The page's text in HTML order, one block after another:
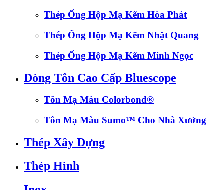
Thép Ống Hộp Mạ Kẽm Hòa Phát
Thép Ống Hộp Mạ Kẽm Nhật Quang
Thép Ống Hộp Mạ Kẽm Minh Ngọc
Dòng Tôn Cao Cấp Bluescope
Tôn Mạ Màu Colorbond®
Tôn Mạ Màu Sumo™ Cho Nhà Xưởng
Thép Xây Dựng
Thép Hình